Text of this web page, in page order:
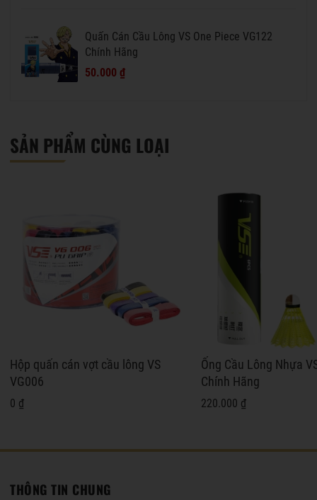
Quấn Cán Cầu Lông VS One Piece VG122
Chính Hãng
50.000 ₫
SẢN PHẨM CÙNG LOẠI
Hộp quấn cán vợt cầu lông VS
VG006
0 ₫
Ống Cầu Lông Nhựa
Chính Hãng
220.000 ₫
THÔNG TIN CHUNG